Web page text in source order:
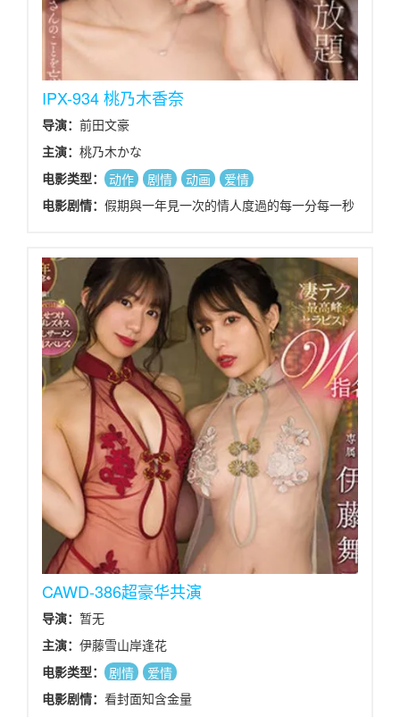
IPX-934 桃乃木香奈
导演： 前田文豪
主演： 桃乃木かな
电影类型：
动作 剧情 动画
爱情
电影剧情： 假期與一年見一次的情人度過的每一分每一秒
CAWD-386超豪华共演
导演： 暂无
主演： 伊藤雪山岸逢花
电影类型：
剧情
爱情
电影剧情： 看封面知含金量